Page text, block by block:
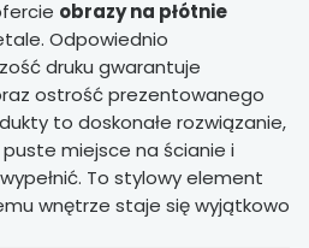
obrazy na płótnie
Odpowiednio
druku gwarantuje
ostrość prezentowanego
to doskonałe rozwiązanie,
miejsce na ścianie i
To stylowy element
wnętrze staje się wyjątkowo